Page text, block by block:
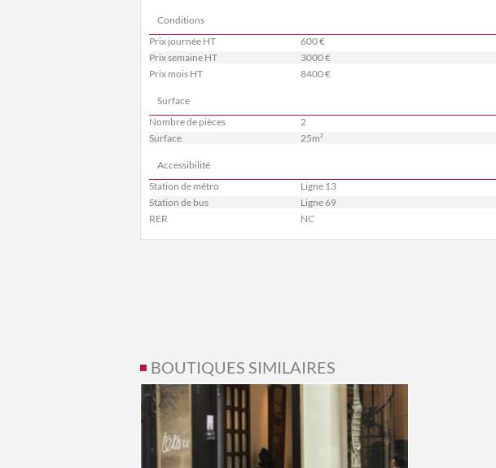
Conditions
Prix journée HT
600 €
Prix semaine HT
3000 €
Prix mois HT
8400 €
Surface
Nombre de pièces
2
Surface
25m²
Accessibilité
Station de métro
Ligne 13
Station de bus
Ligne 69
RER
NC
BOUTIQUES SIMILAIRES